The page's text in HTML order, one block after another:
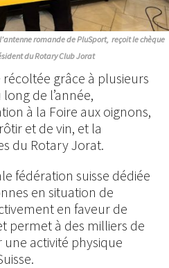
romande de PluSport, reçoit le chèque
du Rotary Club Jorat
grâce à plusieurs
de l’année,
à la Foire aux oignons,
et de vin, et la
du Rotary Jorat.
fédération suisse dédiée
en situation de
en faveur de
permet à des milliers de
activité physique